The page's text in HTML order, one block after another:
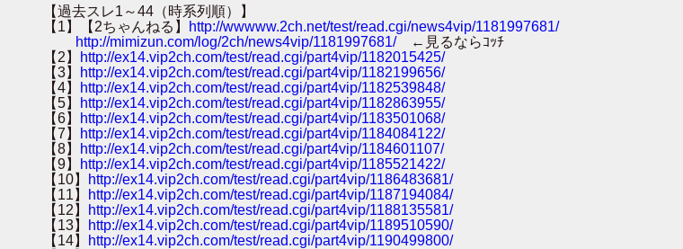
【過去スレ1～44（時系列順）】
【1】【2ちゃんねる】
http://wwwww.2ch.net/test/read.cgi/news4vip/1181997681/
http://mimizun.com/log/2ch/news4vip/1181997681/←見るならｺｯﾁ
【2】
http://ex14.vip2ch.com/test/read.cgi/part4vip/1182015425/
【3】
http://ex14.vip2ch.com/test/read.cgi/part4vip/1182199656/
【4】
http://ex14.vip2ch.com/test/read.cgi/part4vip/1182539848/
【5】
http://ex14.vip2ch.com/test/read.cgi/part4vip/1182863955/
【6】
http://ex14.vip2ch.com/test/read.cgi/part4vip/1183501068/
【7】
http://ex14.vip2ch.com/test/read.cgi/part4vip/1184084122/
【8】
http://ex14.vip2ch.com/test/read.cgi/part4vip/1184601107/
【9】
http://ex14.vip2ch.com/test/read.cgi/part4vip/1185521422/
【10】
http://ex14.vip2ch.com/test/read.cgi/part4vip/1186483681/
【11】
http://ex14.vip2ch.com/test/read.cgi/part4vip/1187194084/
【12】
http://ex14.vip2ch.com/test/read.cgi/part4vip/1188135581/
【13】
http://ex14.vip2ch.com/test/read.cgi/part4vip/1189510590/
【14】
http://ex14.vip2ch.com/test/read.cgi/part4vip/1190499800/